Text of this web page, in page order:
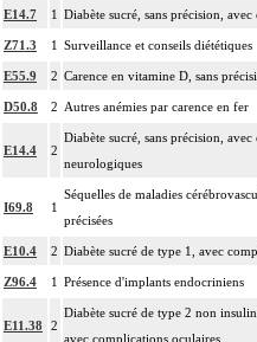
E14.7 1 Diabète sucré, sans précision,
Z71.3 1 Surveillance et conseils diététiques
E55.9 2 Carence en vitamine D, sans
D50.8 2 Autres anémies par carence en fer
E14.4 2
Diabète sucré, sans précision,
neurologiques
I69.8 1
Séquelles de maladies
précisées
E10.4 2 Diabète sucré de type 1, avec
Z96.4 1 Présence d'implants endocriniens
E11.38 2
Diabète sucré de type 2 non
avec complications oculaires